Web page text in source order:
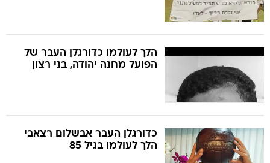
הלך לעולמו כדורגלן העבר של
הפועל מחנה יהודה, בני רצון
כדורגלן העבר אבשלום רצאבי
הלך לעולמו בגיל 85